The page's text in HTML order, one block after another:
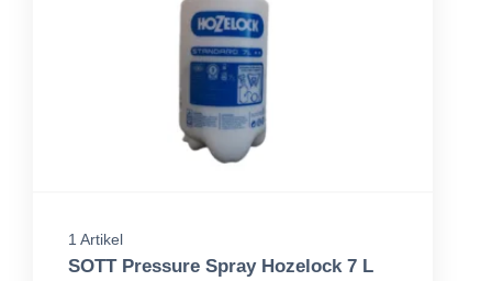
1 Artikel
SOTT Pressure Spray Hozelock 7 L